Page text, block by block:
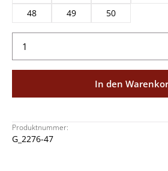
48
49 50
Produkt Anzahl: Gib den
In den
Produktnummer:
G_2276-47